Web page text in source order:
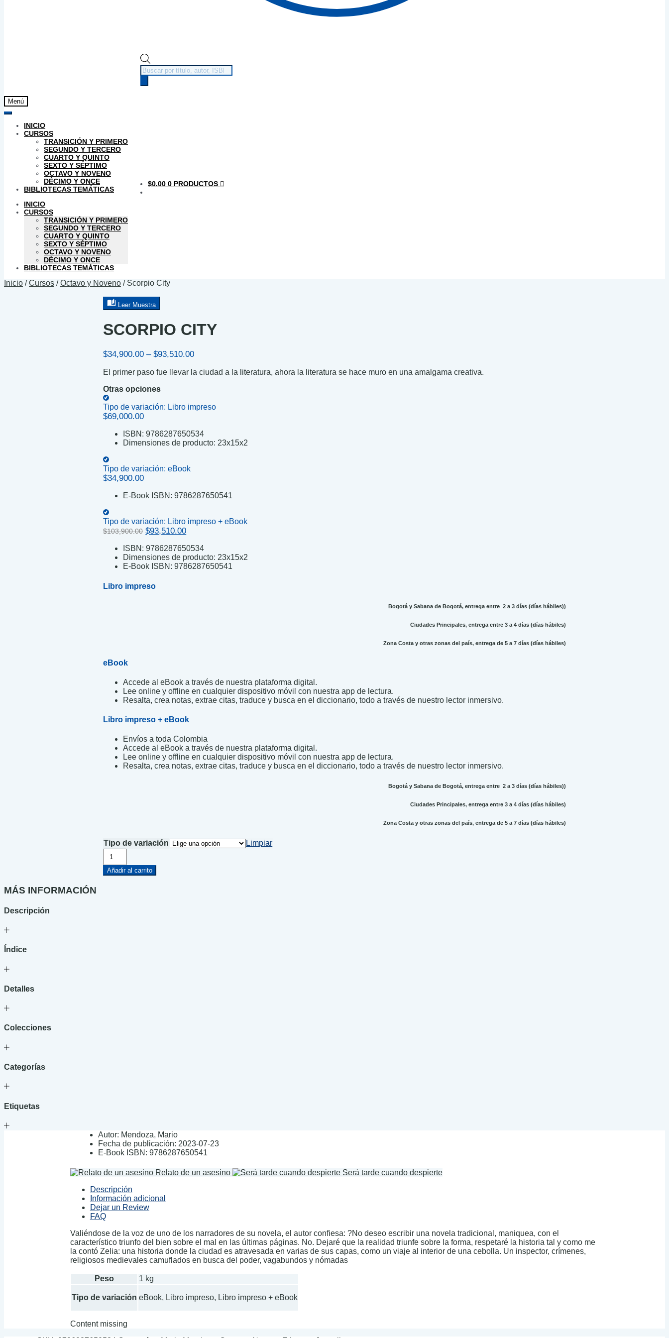
Búsqueda
de
productos
Menú
INICIO
CURSOS
TRANSICIÓN Y PRIMERO
SEGUNDO Y TERCERO
CUARTO Y QUINTO
SEXTO Y SÉPTIMO
OCTAVO Y NOVENO
DÉCIMO Y ONCE
BIBLIOTECAS TEMÁTICAS
INICIO
CURSOS
TRANSICIÓN Y PRIMERO
SEGUNDO Y TERCERO
CUARTO Y QUINTO
SEXTO Y SÉPTIMO
OCTAVO Y NOVENO
DÉCIMO Y ONCE
BIBLIOTECAS TEMÁTICAS
$0.00 0 PRODUCTOS
Inicio /Cursos /Octavo y Noveno / Scorpio City
Leer Muestra
SCORPIO CITY
$34,900.00 – $93,510.00Price
$34,900.00
El primer paso fue llevar la ciudad a la literatura, ahora la literatura se hace muro en una amalgama creativa.
Otras opciones
Tipo de variación: Libro impreso
$69,000.00
ISBN: 9786287650534
Dimensiones de producto: 23x15x2
Tipo de variación: eBook
$34,900.00
E-Book ISBN: 9786287650541
Tipo de variación: Libro impreso + eBook
$103,900.00 Original
was:
$103,900.00.
$93,510.00Current
is:
$93,510.00.
ISBN: 9786287650534
Dimensiones de producto: 23x15x2
E-Book ISBN: 9786287650541
Libro impreso
Bogotá y Sabana de Bogotá, entrega entre 2 a 3 días (días hábiles))
Ciudades Principales, entrega entre 3 a 4 días (días hábiles)
Zona Costa y otras zonas del país, entrega de 5 a 7 días (días hábiles)
eBook
Accede al eBook a través de nuestra plataforma digital.
Lee online y offline en cualquier dispositivo móvil con nuestra app de lectura.
Resalta, crea notas, extrae citas, traduce y busca en el diccionario, todo a través de nuestro lector inmersivo.
Libro impreso + eBook
Envíos a toda Colombia
Accede al eBook a través de nuestra plataforma digital.
Lee online y offline en cualquier dispositivo móvil con nuestra app de lectura.
Resalta, crea notas, extrae citas, traduce y busca en el diccionario, todo a través de nuestro lector inmersivo.
Bogotá y Sabana de Bogotá, entrega entre 2 a 3 días (días hábiles))
Ciudades Principales, entrega entre 3 a 4 días (días hábiles)
Zona Costa y otras zonas del país, entrega de 5 a 7 días (días hábiles)
Tipo de variación
Limpiar
Scorpio
City
cantidad
Añadir al carrito
MÁS INFORMACIÓN
Descripción
Índice
Detalles
Colecciones
Categorías
Etiquetas
Autor: Mendoza, Mario
Fecha de publicación: 2023-07-23
E-Book ISBN: 9786287650541
Relato de un asesino
Será tarde cuando despierte
Descripción
Información adicional
Dejar un Review
FAQ
Valiéndose de la voz de uno de los narradores de su novela, el autor confiesa: ?No deseo escribir una novela tradicional, maniquea, con el
característico triunfo del bien sobre el mal en las últimas páginas. No. Dejaré que la realidad triunfe sobre la forma, respetaré la historia tal y como me
la contó Zelia: una historia donde la ciudad es atravesada en varias de sus capas, como un viaje al interior de una cebolla. Un inspector, crímenes,
religiosos medievales camuflados en busca del poder, vagabundos y nómadas
Peso 1 kg
Tipo de variación eBook, Libro impreso, Libro impreso + eBook
Content missing